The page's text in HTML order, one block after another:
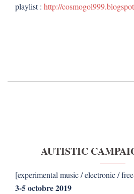
playlist : http://
AUTISTIC
[experimental music / electronic /
3-5 octobre 2019